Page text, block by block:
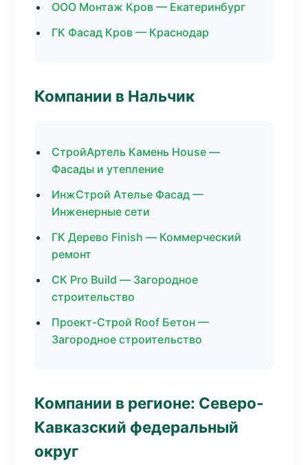
ООО Монтаж Кров — Екатеринбург
ГК Фасад Кров — Краснодар
Компании в Нальчик
СтройАртель Камень House —
Фасады и утепление
ИнжСтрой Ателье Фасад —
Инженерные сети
ГК Дерево Finish — Коммерческий
ремонт
СК Pro Build — Загородное
строительство
Проект-Строй Roof Бетон —
Загородное строительство
Компании в регионе: Северо-
Кавказский федеральный
округ